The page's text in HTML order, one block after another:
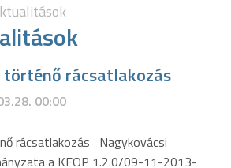
rácsatlakozás
00:00
rácsatlakozás Nagykovácsi
a KEOP 1.2.0/09-11-2013-